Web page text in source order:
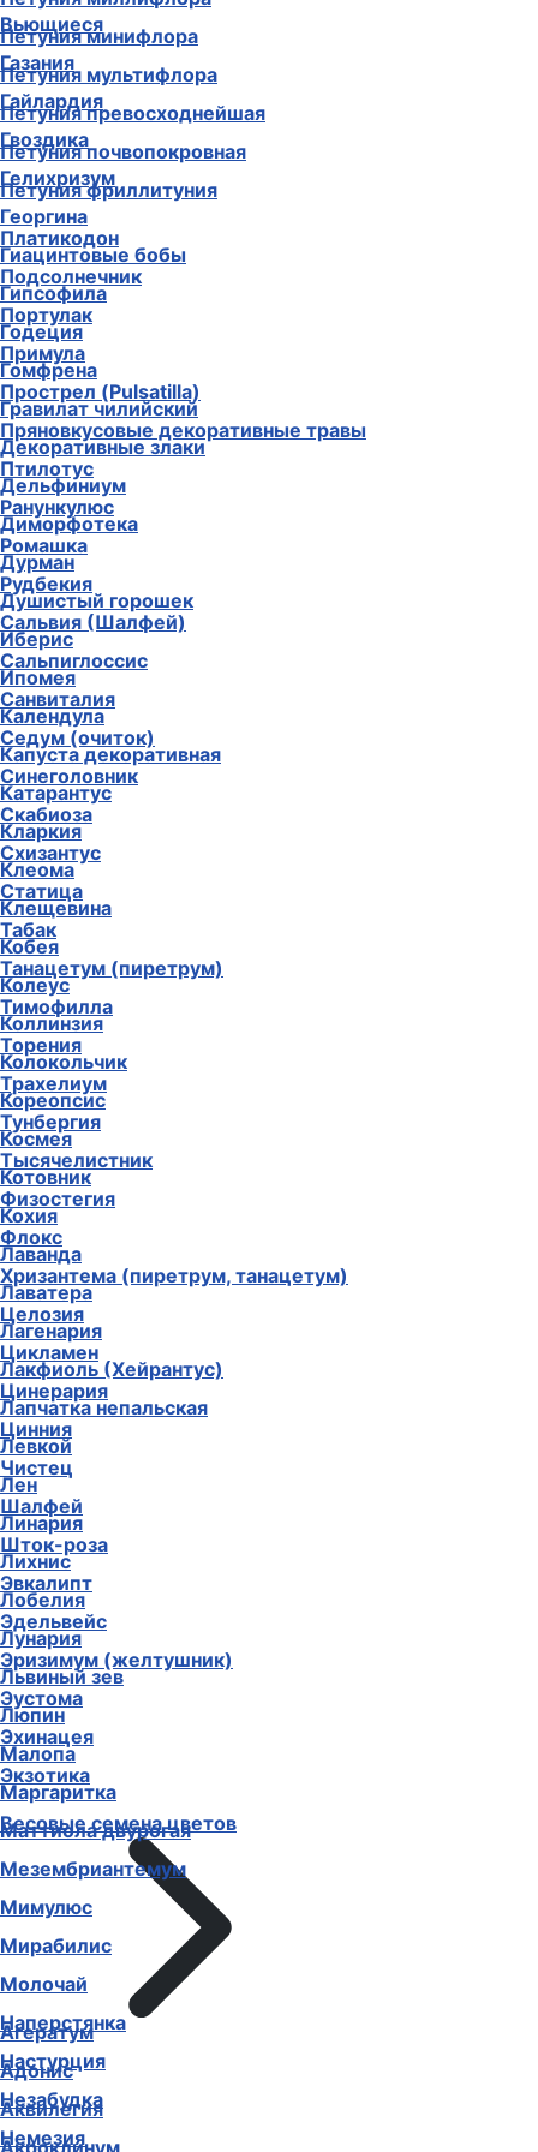
Петуния минифлора
Петуния мультифлора
Петуния превосходнейшая
Петуния почвопокровная
Петуния фриллитуния
Платикодон
Подсолнечник
Портулак
Примула
Прострел (Pulsatilla)
Пряновкусовые декоративные травы
Птилотус
Ранункулюс
Ромашка
Рудбекия
Сальвия (Шалфей)
Сальпиглоссис
Санвиталия
Седум (очиток)
Синеголовник
Скабиоза
Схизантус
Статица
Табак
Танацетум (пиретрум)
Тимофилла
Торения
Трахелиум
Тунбергия
Тысячелистник
Физостегия
Флокс
Хризантема (пиретрум, танацетум)
Целозия
Цикламен
Цинерария
Цинния
Чистец
Шалфей
Шток-роза
Эвкалипт
Эдельвейс
Эризимум (желтушник)
Эустома
Эхинацея
Экзотика
Весовые семена цветов
Агератум
Адонис
Аквилегия
Акроклинум
Вьющиеся
Газания
Гайлардия
Гвоздика
Гелихризум
Георгина
Гиацинтовые бобы
Гипсофила
Годеция
Гомфрена
Гравилат чилийский
Декоративные злаки
Дельфиниум
Диморфотека
Дурман
Душистый горошек
Иберис
Ипомея
Календула
Капуста декоративная
Катарантус
Кларкия
Клеома
Клещевина
Кобея
Колеус
Коллинзия
Колокольчик
Кореопсис
Космея
Котовник
Кохия
Лаванда
Лаватера
Лагенария
Лакфиоль (Хейрантус)
Лапчатка непальская
Левкой
Лен
Линария
Лихнис
Лобелия
Лунария
Львиный зев
Люпин
Малопа
Маргаритка
Маттиола двурогая
Мезембриантемум
Мимулюс
Мирабилис
Молочай
Наперстянка
Настурция
Незабудка
Немезия